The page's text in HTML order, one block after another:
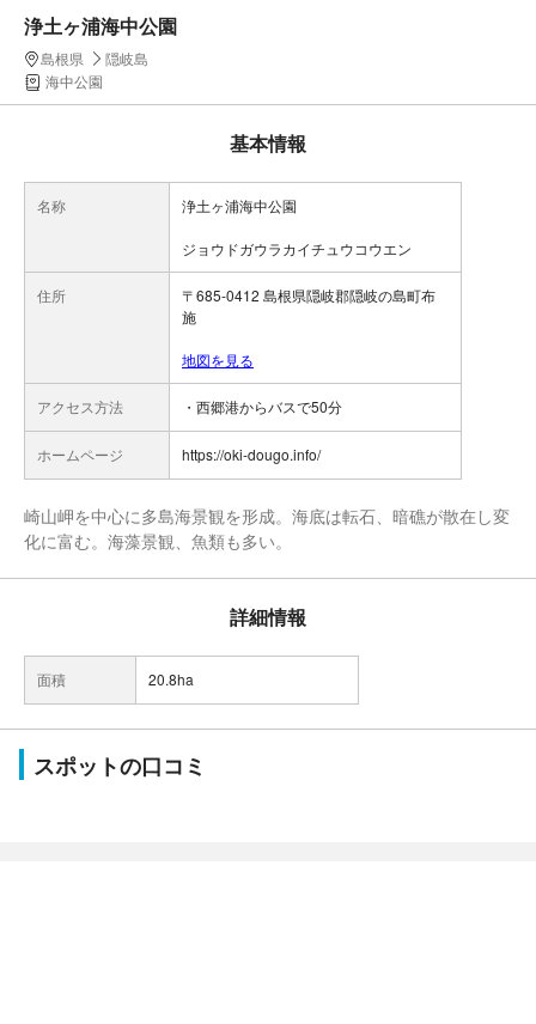
浄土ヶ浦海中公園
島根県
隠岐島
海中公園
基本情報
名称 浄土ヶ浦海中公園
ジョウドガウラカイチュウコウエン
住所
〒685-0412 島根県隠岐郡隠岐の島町布
施
地図を見る
アクセス方法 ・西郷港からバスで50分
ホームページ https://oki-dougo.info/
崎山岬を中心に多島海景観を形成。海底は転石、暗礁が散在し変
化に富む。海藻景観、魚類も多い。
詳細情報
面積 20.8ha
スポットの口コミ